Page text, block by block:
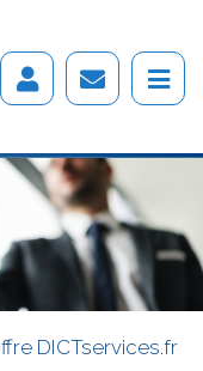
DICTservices.fr